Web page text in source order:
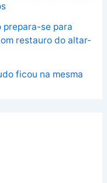
prepara-se para
restauro do altar-
ficou na mesma